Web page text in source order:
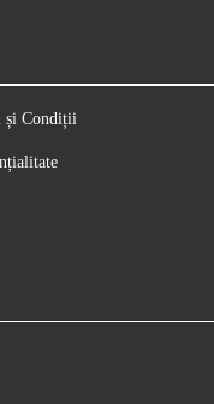
și Condiții